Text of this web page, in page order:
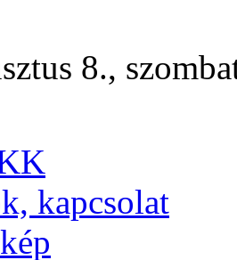
8.,
kap­cso­lat